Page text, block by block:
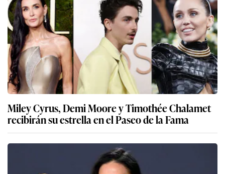
Miley Cyrus, Demi Moore y Timothée Chalamet
recibirán su estrella en el Paseo de la Fama